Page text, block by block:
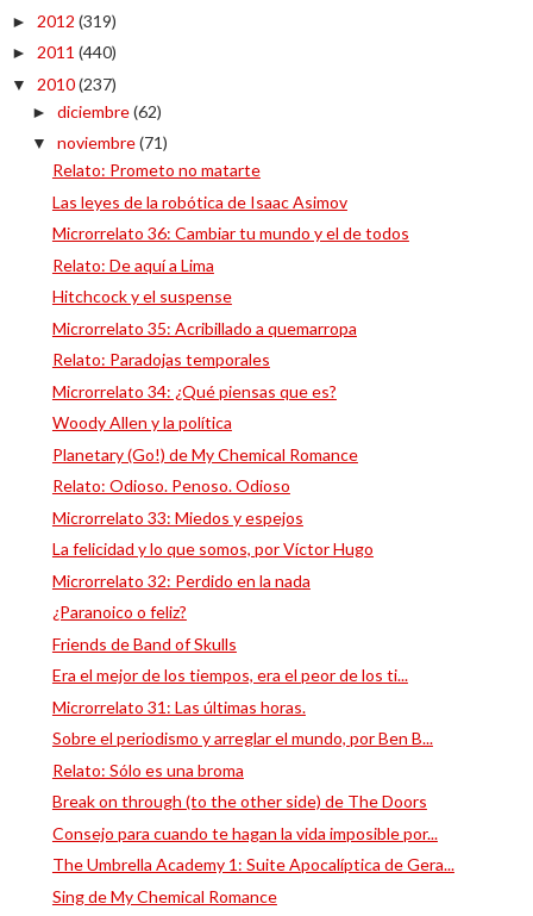
► 2012 (319)
► 2011 (440)
▼ 2010(237)
► diciembre(62)
▼ noviembre(71)
Relato: Prometo no matarte
Las leyes de la robótica de Isaac Asimov
Microrrelato 36: Cambiar tu mundo y el de todos
Relato: De aquí a Lima
Hitchcock y el suspense
Microrrelato 35: Acribillado a quemarropa
Relato: Paradojas temporales
Microrrelato 34: ¿Qué piensas que es?
Woody Allen y la política
Planetary (Go!) de My Chemical Romance
Relato: Odioso. Penoso. Odioso
Microrrelato 33: Miedos y espejos
La felicidad y lo que somos, por Víctor Hugo
Microrrelato 32: Perdido en la nada
¿Paranoico o feliz?
Friends de Band of Skulls
Era el mejor de los tiempos, era el peor de los ti...
Microrrelato 31: Las últimas horas.
Sobre el periodismo y arreglar el mundo, por Ben B...
Relato: Sólo es una broma
Break on through (to the other side) de The Doors
Consejo para cuando te hagan la vida imposible por...
The Umbrella Academy 1: Suite Apocalíptica de Gera...
Sing de My Chemical Romance